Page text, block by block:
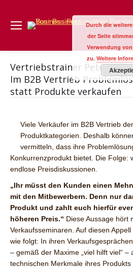
Vertriebstrainer Peter
Im B2B Vertrieb
statt Produkte verkaufen
Viele Verkäufer im B2B Vertrieb
Produktkategorien. Deshalb
vermitteln, dass ihre
Konkurrenzprodukt bietet. Die Folge:
endlose Preisdiskussionen.
„Ihr müsst den Kunden einen
mit den Mitbewerbern. Denn nur
Produkt und zahlt euch hierfür
höheren Preis.“ Diese Aussage hört
Verkaufsseminaren. Auf diesen
wie folgt: In ihren
– gemäß der Maxime „viel hilft viel“ –
technischen Merkmale ihres
Durch die
der Seite
Verwendung
zu. Weitere